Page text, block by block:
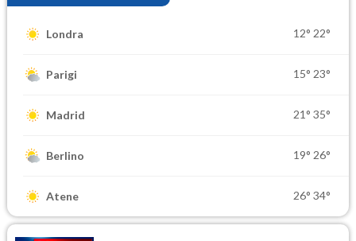
Londra 12° 22°
Parigi 15° 23°
Madrid 21° 35°
Berlino 19° 26°
Atene 26° 34°